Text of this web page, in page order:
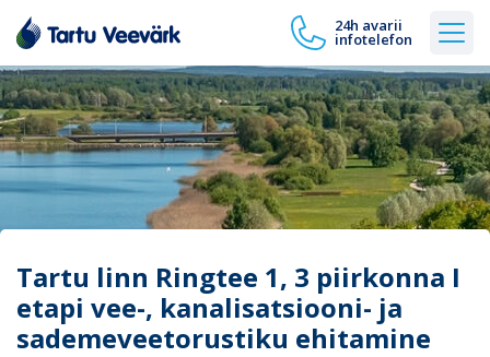
24h avarii
infotelefon
Tartu linn Ringtee 1, 3 piirkonna I
etapi vee-, kanalisatsiooni- ja
sademeveetorustiku ehitamine